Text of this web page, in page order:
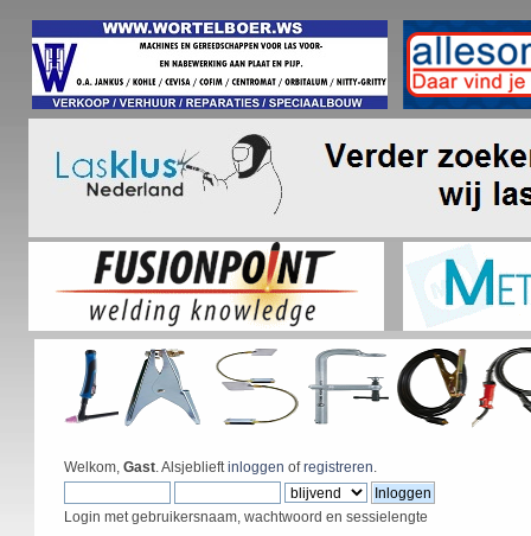
Welkom, Gast. Alsjeblieftinloggen ofregistreren.
Login met gebruikersnaam, wachtwoord en sessielengte